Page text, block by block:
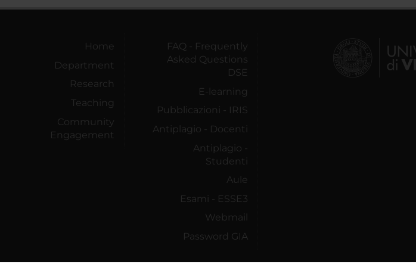
Home
Department
Research
Teaching
Community
Engagement
FAQ - Frequently
Asked Questions
DSE
E-learning
Pubblicazioni - IRIS
Antiplagio - Docenti
Antiplagio -
Studenti
Aule
Esami - ESSE3
Webmail
Password GIA